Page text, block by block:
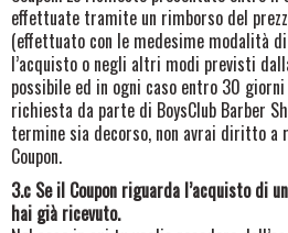
effettuate tramite un rimborso del
(effettuato con le medesime modalità
l’acquisto o negli altri modi previsti
possibile ed in ogni caso entro 30
richiesta da parte di BoysClub Barber
termine sia decorso, non avrai diritto a
Coupon.
3.c Se il Coupon riguarda l’acquisto di
hai già ricevuto.